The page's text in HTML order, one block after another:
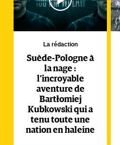
La rédaction
Suède-Pologne à
la nage :
l’incroyable
aventure de
Bartłomiej
Kubkowski qui a
tenu toute une
nation en haleine